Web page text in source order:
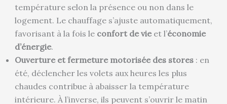
température selon la présence ou non dans le
logement. Le chauffage s’ajuste automatiquement,
favorisant à la fois le confort de vieet l’économie
d’énergie.
Ouverture et fermeture motorisée des stores: en
été, déclencher les volets aux heures les plus
chaudes contribue à abaisser la température
intérieure. À l’inverse, ils peuvent s’ouvrir le matin